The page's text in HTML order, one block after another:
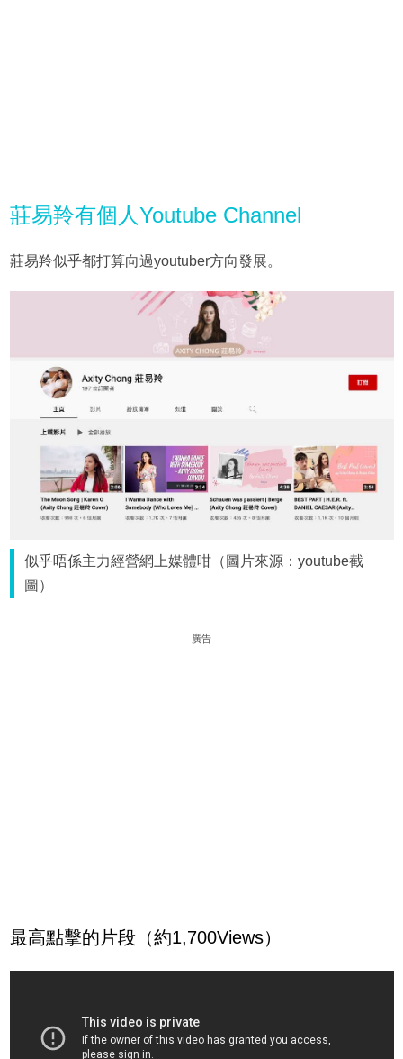
莊易羚有個人Youtube Channel
莊易羚似乎都打算向過youtuber方向發展。
似乎唔係主力經營網上媒體咁（圖片來源：youtube截
圖）
廣告
最高點擊的片段（約1,700Views）